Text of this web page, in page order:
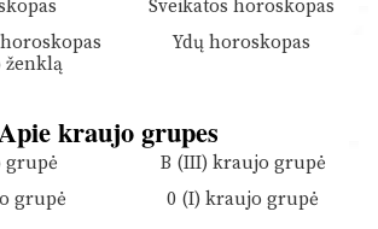
Sveikatos horoskopas
ženklą
Ydų horoskopas
kraujo grupes
grupė
B (III) kraujo grupė
grupė
0 (I) kraujo grupė